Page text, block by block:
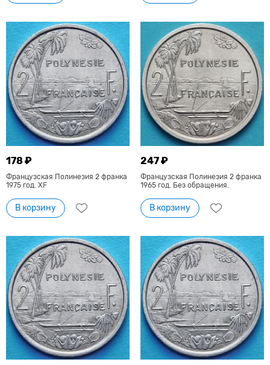
178 ₽
Французская Полинезия 2 франка
1975 год. XF
В корзину
247 ₽
Французская Полинезия 2 франка
1965 год. Без обращения.
В корзину